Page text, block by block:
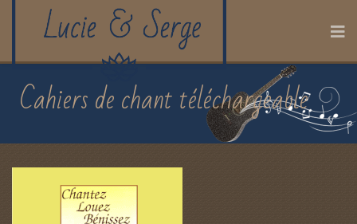
Cahiers de chant téléchargeable